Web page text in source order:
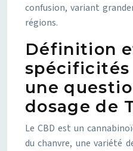
confusion, variant
régions.
Définition
spécificités
une
dosage de
Le CBD est un
du chanvre, une variété